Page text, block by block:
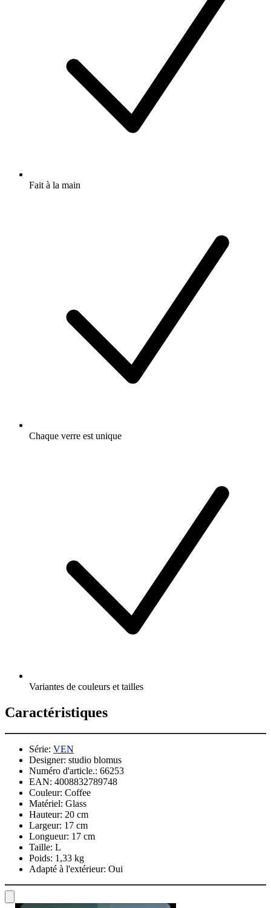
Fait à la main
Chaque verre est unique
Variantes de couleurs et tailles
Caractéristiques
Série: VEN
Designer: studio blomus
Numéro d'article.: 66253
EAN: 4008832789748
Couleur: Coffee
Matériel: Glass
Hauteur: 20 cm
Largeur: 17 cm
Longueur: 17 cm
Taille: L
Poids: 1,33 kg
Adapté à l'extérieur: Oui